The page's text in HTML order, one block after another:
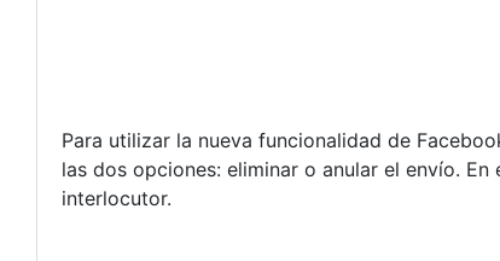
Para utilizar la nueva funcionalidad de
las dos opciones: eliminar o anular el envío.
interlocutor.